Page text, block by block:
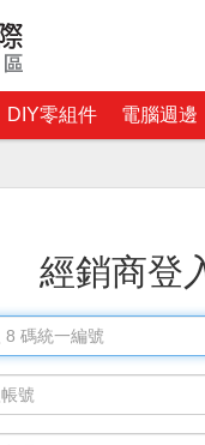
DIY零組件 電腦週邊
經銷商登